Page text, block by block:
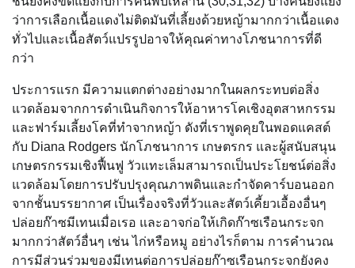
ว่าการเลือกเนื้อแดงไม่ติดมันที่เลี้ยงด้วยหญ้ามากกว่าเนื้อแดง
ทั่วไปและเนื้อสัตว์แปรรูปอาจให้คุณค่าทางโภชนาการที่ดี
กว่า
ประการแรก มีความแตกต่างอย่างมากในผลกระทบต่อสิ่ง
แวดล้อมจากการดำเนินกิจการให้อาหารโคเชิงอุตสาหกรรม
และฟาร์มเลี้ยงโคที่ทำจากหญ้า ดังที่เราพูดคุยในพอดแคสต์
กับ Diana Rodgers นักโภชนาการ เกษตรกร และผู้สนับสนุน
เกษตรกรรมเชิงฟื้นฟู วัวแทะเล็มสามารถเป็นประโยชน์ต่อสิ่ง
แวดล้อมโดยการปรับปรุงคุณภาพดินและกำจัดคาร์บอนออก
จากชั้นบรรยากาศ เป็นเรื่องจริงที่วัวและสัตว์เคี้ยวเอื้องอื่นๆ
ปล่อยก๊าซมีเทนเมื่อเรอ และอาจก่อให้เกิดก๊าซเรือนกระจก
มากกว่าสัตว์อื่นๆ เช่น ไก่หรือหมู อย่างไรก็ตาม การคำนวณ
การมีส่วนร่วมของมีเทนต่อการปล่อยก๊าซเรือนกระจกยังคง